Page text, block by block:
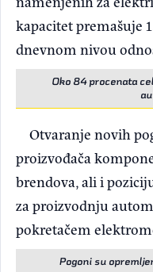
kapacitet premašuje
dnevnom nivou
Oko 84 procenata
Otvaranje novih
proizvođača
brendova, ali i
za proizvodnju
pokretačem
Pogoni su